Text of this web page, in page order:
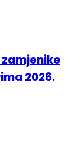
2026.